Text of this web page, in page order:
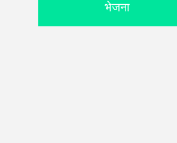
भेजना